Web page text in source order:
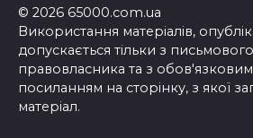
© 2026 65000.com.ua
Використання матеріалів,
допускається тільки з
правовласника та з
посиланням на сторінку, з якої
матеріал.